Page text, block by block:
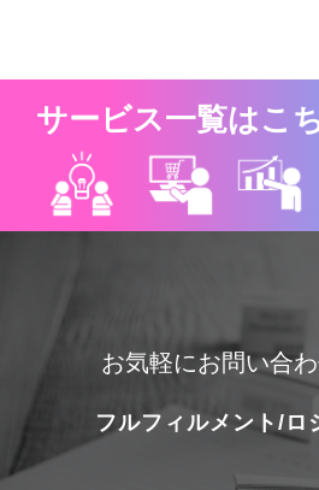
サービス一覧はこ
お気軽にお問い合
フルフィルメント/ロ